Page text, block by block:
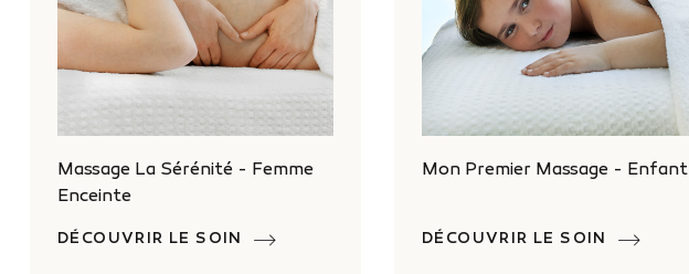
Massage La Sérénité - Femme
Enceinte
DÉCOUVRIR LE SOIN
Mon Premier Massage - Enfant
DÉCOUVRIR LE SOIN